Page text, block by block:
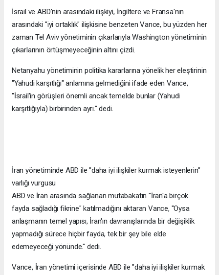
İsrail ve ABD'nin arasındaki ilişkiyi, İngiltere ve Fransa'nın
arasındaki "iyi ortaklık" ilişkisine benzeten Vance, bu yüzden her
zaman Tel Aviv yönetiminin çıkarlarıyla Washington yönetiminin
çıkarlarının örtüşmeyeceğinin altını çizdi.
Netanyahu yönetiminin politika kararlarına yönelik her eleştirinin
"Yahudi karşıtlığı" anlamına gelmediğini ifade eden Vance,
"İsrail'in görüşleri önemli ancak temelde bunlar (Yahudi
karşıtlığıyla) birbirinden ayrı." dedi.
İran yönetiminde ABD ile "daha iyi ilişkiler kurmak isteyenlerin"
varlığı vurgusu
ABD ve İran arasında sağlanan mutabakatın "İran'a birçok
fayda sağladığı fikrine" katılmadığını aktaran Vance, "Oysa
anlaşmanın temel yapısı, İran'ın davranışlarında bir değişiklik
yapmadığı sürece hiçbir fayda, tek bir şey bile elde
edemeyeceği yönünde." dedi.
Vance, İran yönetimi içerisinde ABD ile "daha iyi ilişkiler kurmak